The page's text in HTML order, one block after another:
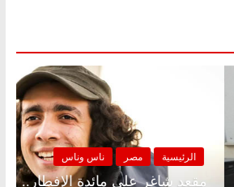
مقعد
بلا زينة رمضان.. د.